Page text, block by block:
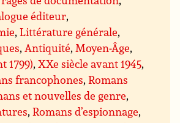
éditeur,
,Littérature générale,
, Antiquité, Moyen-Âge,
1799),XXe siècle avant 1945,
francophones,Romans
et nouvelles de genre,
,Romans d’espionnage,